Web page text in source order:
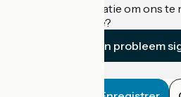
Heeft u informatie om ons te
accommodatie?
Een probleem